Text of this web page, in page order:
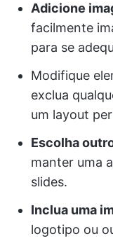
Adicione
facilmente
para se
Modifique
exclua
um layout
Escolha
manter uma
slides.
Inclua uma
logotipo ou